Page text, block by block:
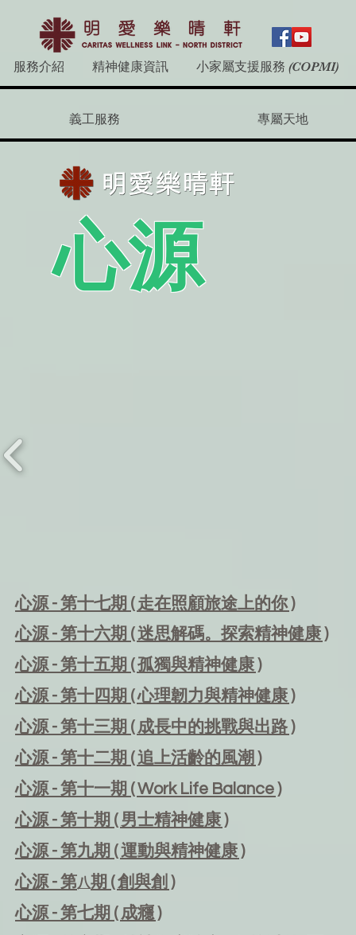
服務介紹 精神健康資訊 小家屬支援服務 (COPMI)
義工服務 專屬天地
心源
心源 - 第十七期 ( 走在照顧旅途上的你 )
心源 - 第十六期 ( 迷思解碼。探索精神健康 )
心源 - 第十五期 ( 孤獨與精神健康 )
心源 - 第十四期 ( 心理韌力與精神健康 )
心源 - 第十三期 ( 成長中的挑戰與出路 )
心源 - 第十二期 (追上活齡的風潮 )
心源 - 第十一期 ( Work Life Balance )
心源 - 第十期 ( 男士精神健康 )
心源 - 第九期 ( 運動與精神健康 )
心源 - 第八期 ( 創與創 )
心源 - 第七期 ( 成癮 )